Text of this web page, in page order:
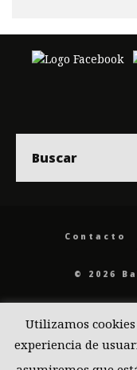
Contacto
© 2026
Utilizamos
experiencia de